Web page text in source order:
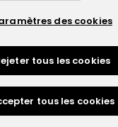
des cookies
tous les cookies
tous les cookies